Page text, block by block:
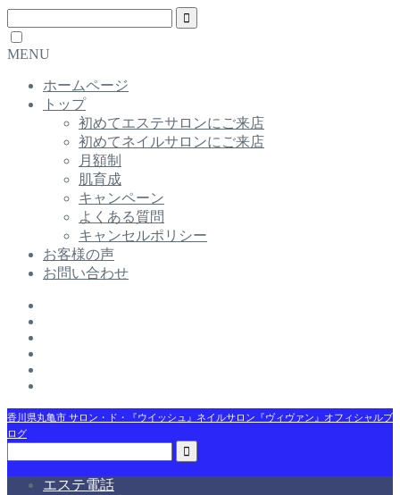
MENU
ホームページ
トップ
初めてエステサロンにご来店
初めてネイルサロンにご来店
月額制
肌育成
キャンペーン
よくある質問
キャンセルポリシー
お客様の声
お問い合わせ
香川県丸亀市 サロン・ド・『ウイッシュ』ネイルサロン『ヴィヴァン』オフィシャルブ
ログ
エステ電話